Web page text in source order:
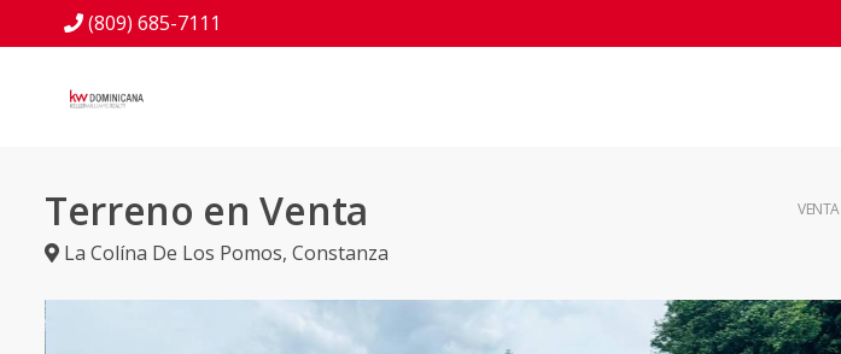
(809) 685-7111
Terreno en Venta
La Colína De Los Pomos, Constanza
VENTA